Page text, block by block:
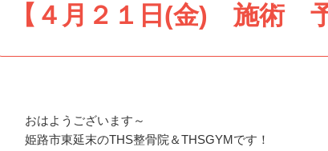
【４月２１日(金) 施術 予
おはようございます～
姫路市東延末のTHS整骨院＆THSGYMです！